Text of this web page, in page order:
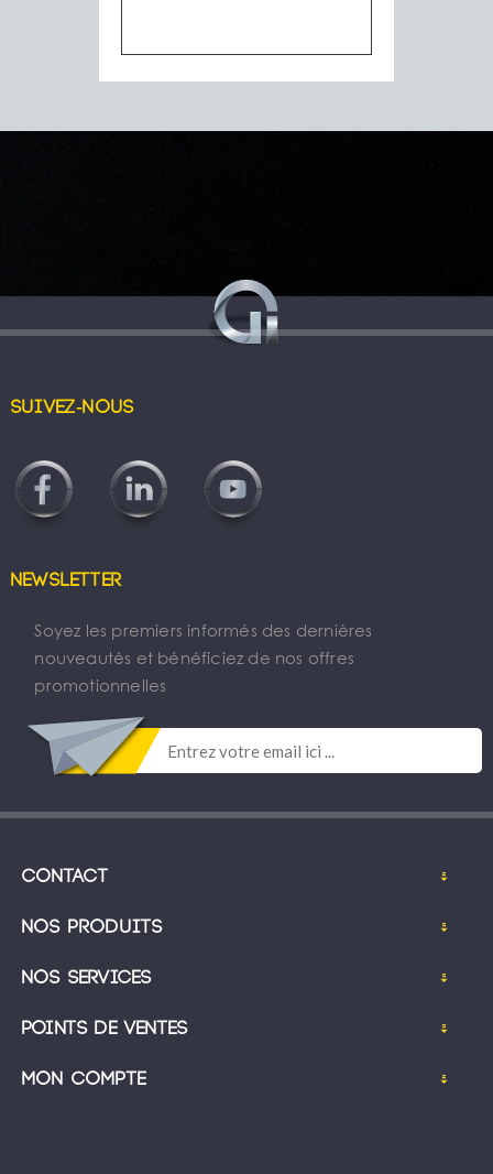
Suivez-nous
Newsletter
Soyez les premiers informés des dernières
nouveautés et bénéficiez de nos offres
promotionnelles
Contact
Nos produits
Nos services
Points de ventes
Mon compte